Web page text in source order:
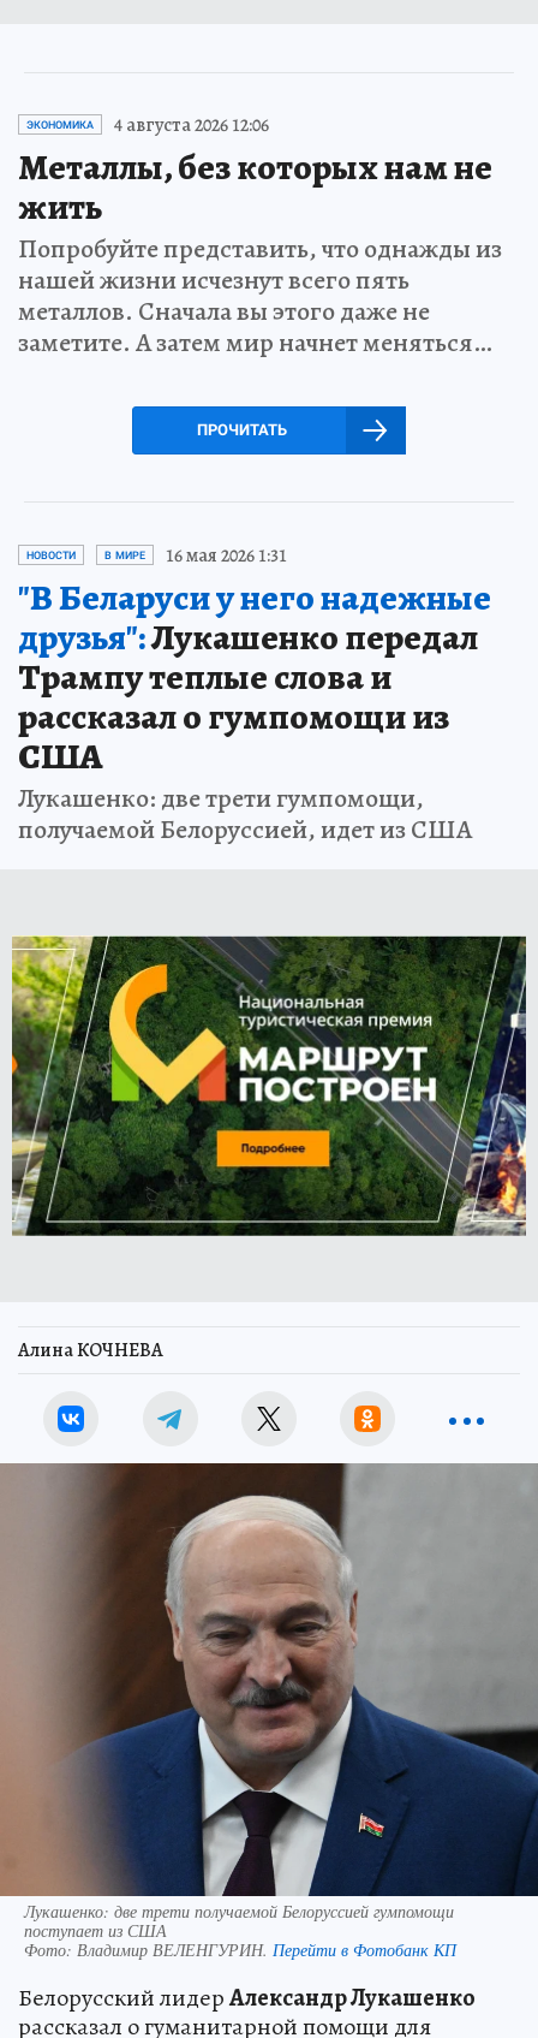
ЭКОНОМИКА 4 августа 2026 12:06
Металлы, без которых нам не
жить
Попробуйте представить, что однажды из
нашей жизни исчезнут всего пять
металлов. Сначала вы этого даже не
заметите. А затем мир начнет меняться…
ПРОЧИТАТЬ
НОВОСТИ В МИРЕ 16 мая 2026 1:31
"В Беларуси у него надежные
друзья":Лукашенко передал
Трампу теплые слова и
рассказал о гумпомощи из
США
Лукашенко: две трети гумпомощи,
получаемой Белоруссией, идет из США
Алина КОЧНЕВА
Лукашенко: две трети получаемой Белоруссией гумпомощи
поступает из США
Фото: Владимир ВЕЛЕНГУРИН. Перейти в Фотобанк КП
Белорусский лидерАлександр Лукашенко
рассказал о гуманитарной помощи для